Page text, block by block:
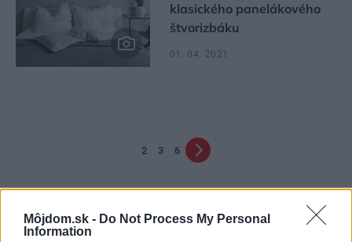
Môjdom.sk - Do Not Process My Personal
Information
klasického panelákového
štvorizbáku
01. 04. 2021
2 3 6